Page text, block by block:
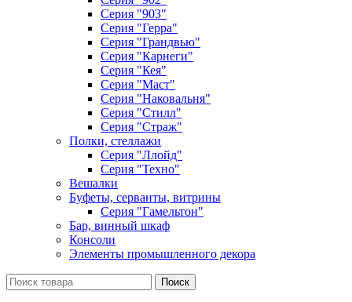
Серия "903"
Серия "Герра"
Серия "Грандвью"
Серия "Карнеги"
Серия "Кея"
Серия "Маст"
Серия "Наковальня"
Серия "Стилл"
Серия "Страж"
Полки, стеллажи
Серия "Ллойд"
Серия "Техно"
Вешалки
Буфеты, серванты, витрины
Серия "Гамельтон"
Бар, винный шкаф
Консоли
Элементы промышленного декора
Поиск